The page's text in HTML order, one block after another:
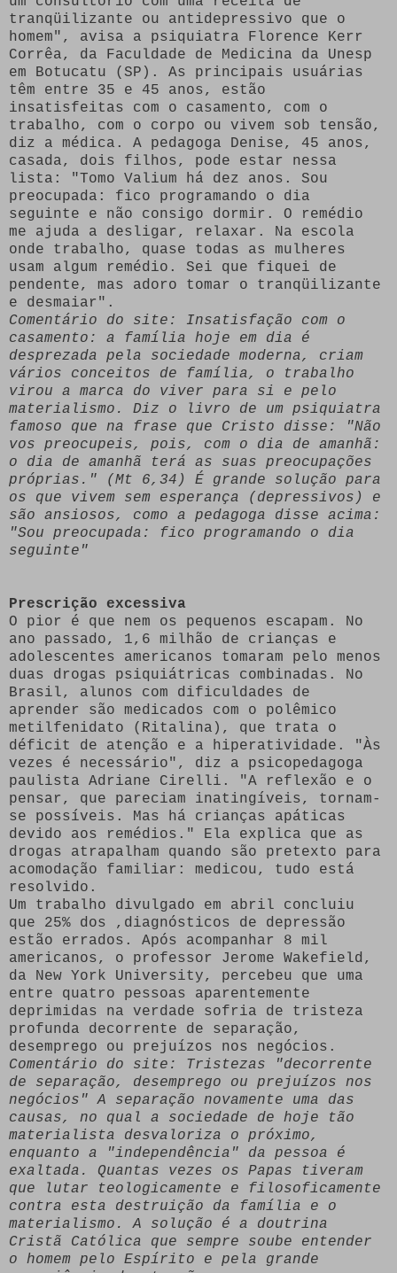
tranqüilizante ou antidepressivo que o
homem", avisa a psiquiatra Florence Kerr
Corrêa, da Faculdade de Medicina da Unesp
em Botucatu (SP). As principais usuárias
têm entre 35 e 45 anos, estão
insatisfeitas com o casamento, com o
trabalho, com o corpo ou vivem sob tensão,
diz a médica. A pedagoga Denise, 45 anos,
casada, dois filhos, pode estar nessa
lista: "Tomo Valium há dez anos. Sou
preocupada: fico programando o dia
seguinte e não consigo dormir. O remédio
me ajuda a desligar, relaxar. Na escola
onde trabalho, quase todas as mulheres
usam algum remédio. Sei que fiquei de
pendente, mas adoro tomar o tranqüilizante
e desmaiar".
Comentário do site: Insatisfação com o
casamento: a família hoje em dia é
desprezada pela sociedade moderna, criam
vários conceitos de família, o trabalho
virou a marca do viver para si e pelo
materialismo. Diz o livro de um psiquiatra
famoso que na frase que Cristo disse: "Não
vos preocupeis, pois, com o dia de amanhã:
o dia de amanhã terá as suas preocupações
próprias." (Mt 6,34) É grande solução para
os que vivem sem esperança (depressivos) e
são ansiosos, como a pedagoga disse acima:
"Sou preocupada: fico programando o dia
seguinte"
Prescrição excessiva
O pior é que nem os pequenos escapam. No
ano passado, 1,6 milhão de crianças e
adolescentes americanos tomaram pelo menos
duas drogas psiquiátricas combinadas. No
Brasil, alunos com dificuldades de
aprender são medicados com o polêmico
metilfenidato (Ritalina), que trata o
déficit de atenção e a hiperatividade. "Às
vezes é necessário", diz a psicopedagoga
paulista Adriane Cirelli. "A reflexão e o
pensar, que pareciam inatingíveis, tornam-
se possíveis. Mas há crianças apáticas
devido aos remédios." Ela explica que as
drogas atrapalham quando são pretexto para
acomodação familiar: medicou, tudo está
resolvido.
Um trabalho divulgado em abril concluiu
que 25% dos ,diagnósticos de depressão
estão errados. Após acompanhar 8 mil
americanos, o professor Jerome Wakefield,
da New York University, percebeu que uma
entre quatro pessoas aparentemente
deprimidas na verdade sofria de tristeza
profunda decorrente de separação,
desemprego ou prejuízos nos negócios.
Comentário do site: Tristezas "decorrente
de separação, desemprego ou prejuízos nos
negócios" A separação novamente uma das
causas, no qual a sociedade de hoje tão
materialista desvaloriza o próximo,
enquanto a "independência" da pessoa é
exaltada. Quantas vezes os Papas tiveram
que lutar teologicamente e filosoficamente
contra esta destruição da família e o
materialismo. A solução é a doutrina
Cristã Católica que sempre soube entender
o homem pelo Espírito e pela grande